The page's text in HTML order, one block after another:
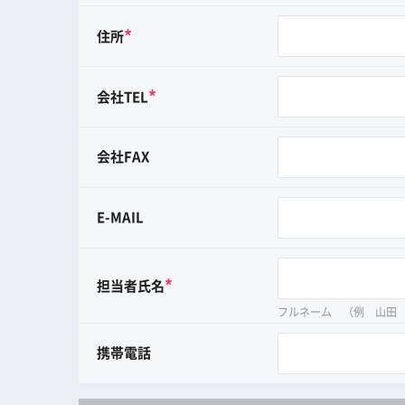
住所*
会社TEL*
会社FAX
E-MAIL
担当者氏名*
フルネーム （例 山田
携帯電話